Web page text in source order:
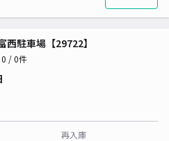
西駐車場【29722】
0 / 0件
再入庫